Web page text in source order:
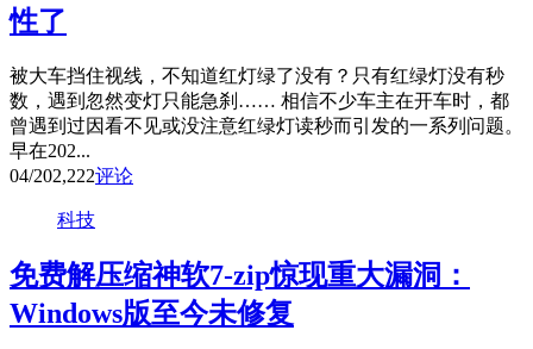
性了
被大车挡住视线，不知道红灯绿了没有？只有红绿灯没有秒
数，遇到忽然变灯只能急刹…… 相信不少车主在开车时，都
曾遇到过因看不见或没注意红绿灯读秒而引发的一系列问题。
早在202...
04/202,222评论
科技
免费解压缩神软7-zip惊现重大漏洞：
Windows版至今未修复